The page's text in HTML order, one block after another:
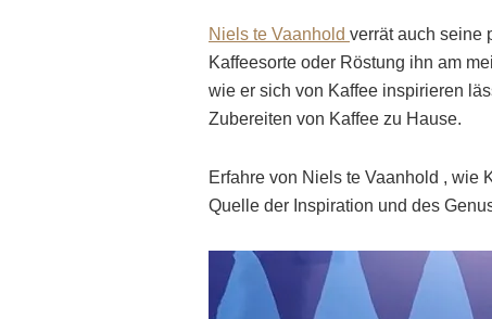
Niels te Vaanhold verrät auch seine
Kaffeesorte oder Röstung ihn am
wie er sich von Kaffee inspirieren
Zubereiten von Kaffee zu Hause.
Erfahre von Niels te Vaanhold , wie
Quelle der Inspiration und des